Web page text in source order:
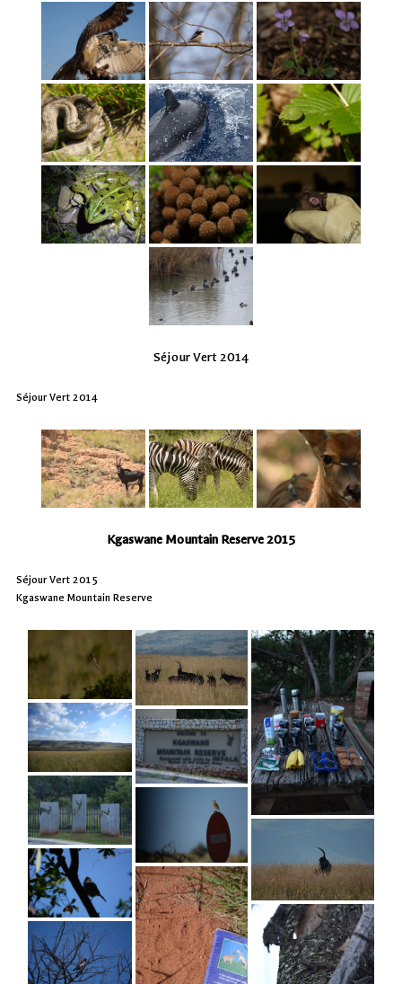
Séjour Vert 2014
Séjour Vert 2014
Kgaswane Mountain Reserve 2015
Séjour Vert 2015
Kgaswane Mountain Reserve